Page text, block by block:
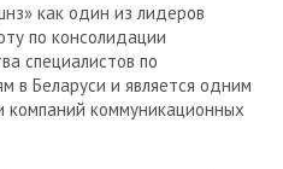
как один из лидеров
по консолидации
специалистов по
в Беларуси и является одним
компаний коммуникационных